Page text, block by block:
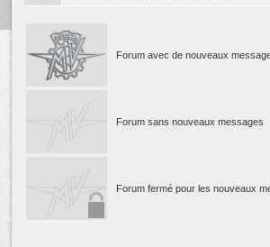
Forum avec de nouveaux
Forum sans nouveaux messages
Forum fermé pour les nouveaux